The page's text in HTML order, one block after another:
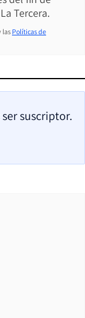
Tercera.
lasPolíticas de
suscriptor.